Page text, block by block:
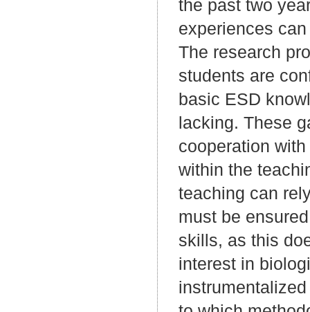
the past two
experiences
The research
students are
basic ESD
lacking. These
cooperation
within the
teaching can
must be
skills, as this
interest in